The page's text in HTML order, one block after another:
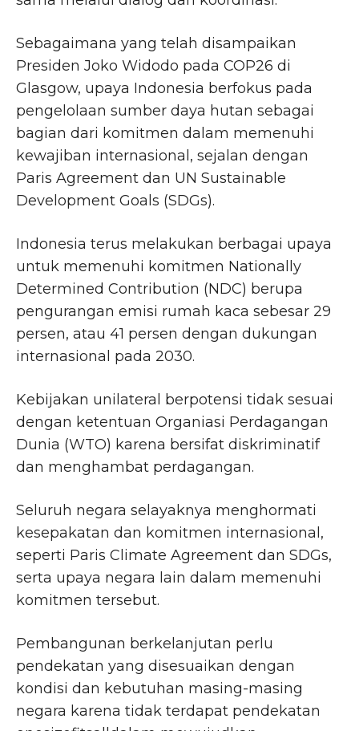
Sebagaimana yang telah disampaikan
Presiden Joko Widodo pada COP26 di
Glasgow, upaya Indonesia berfokus pada
pengelolaan sumber daya hutan sebagai
bagian dari komitmen dalam memenuhi
kewajiban internasional, sejalan dengan
Paris Agreement dan UN Sustainable
Development Goals (SDGs).
Indonesia terus melakukan berbagai upaya
untuk memenuhi komitmen Nationally
Determined Contribution (NDC) berupa
pengurangan emisi rumah kaca sebesar 29
persen, atau 41 persen dengan dukungan
internasional pada 2030.
Kebijakan unilateral berpotensi tidak sesuai
dengan ketentuan Organiasi Perdagangan
Dunia (WTO) karena bersifat diskriminatif
dan menghambat perdagangan.
Seluruh negara selayaknya menghormati
kesepakatan dan komitmen internasional,
seperti Paris Climate Agreement dan SDGs,
serta upaya negara lain dalam memenuhi
komitmen tersebut.
Pembangunan berkelanjutan perlu
pendekatan yang disesuaikan dengan
kondisi dan kebutuhan masing-masing
negara karena tidak terdapat pendekatan